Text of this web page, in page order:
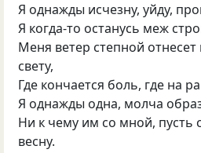
Я однажды исчезну, уйду,
Я когда-то останусь меж
Меня ветер степной
свету,
Где кончается боль, где на
Я однажды одна, молча
Ни к чему им со мной, пусть
весну.